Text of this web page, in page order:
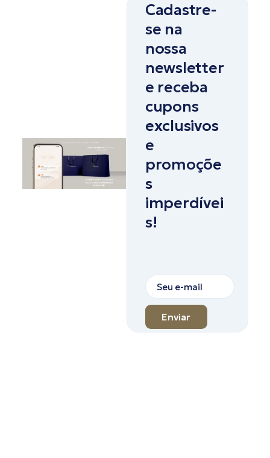
Cadastre-
se na
nossa
newsletter
e receba
cupons
exclusivos
e
promoçõe
s
imperdívei
s!
Enviar